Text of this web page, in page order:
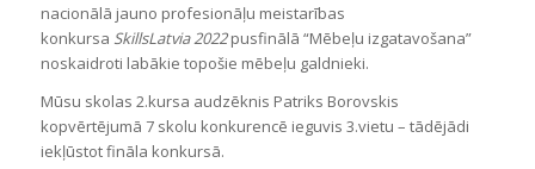
nacionālā jauno profesionāļu meistarības
konkursa SkillsLatvia 2022pusfinālā “Mēbeļu izgatavošana”
noskaidroti labākie topošie mēbeļu galdnieki.
Mūsu skolas 2.kursa audzēknis Patriks Borovskis
kopvērtējumā 7 skolu konkurencē ieguvis 3.vietu – tādējādi
iekļūstot fināla konkursā.